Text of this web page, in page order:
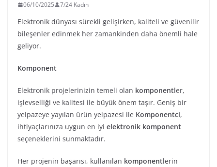
06/10/2025 7/24 Kadın
Elektronik dünyası sürekli gelişirken, kaliteli ve güvenilir
bileşenler edinmek her zamankinden daha önemli hale
geliyor.
Komponent
Elektronik projelerinizin temeli olan komponentler,
işlevselliği ve kalitesi ile büyük önem taşır. Geniş bir
yelpazeye yayılan ürün yelpazesi ile Komponentci,
ihtiyaçlarınıza uygun en iyi elektronik komponent
seçeneklerini sunmaktadır.
Her projenin başarısı, kullanılan komponentlerin